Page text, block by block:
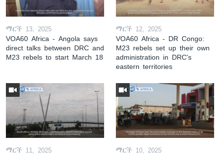
ማርች 13, 2025
VOA60 Africa - Angola says
direct talks between DRC and
M23 rebels to start March 18
ማርች 12, 2025
VOA60 Africa - DR Congo:
M23 rebels set up their own
administration in DRC's
eastern territories
ማርች 11, 2025 ማርች 10, 2025